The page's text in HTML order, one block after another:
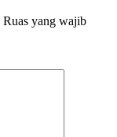
Ruas yang wajib